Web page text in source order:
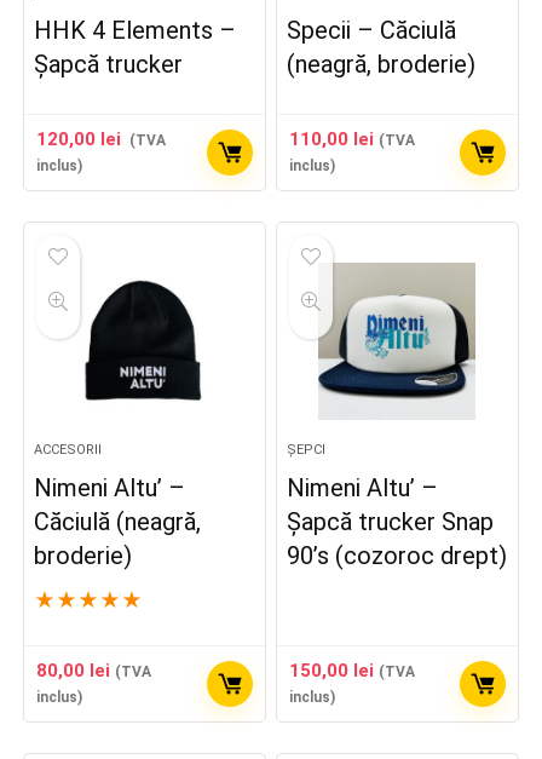
HHK 4 Elements –
Șapcă trucker
120,00 lei
(TVA
inclus)
Specii – Căciulă
(neagră, broderie)
110,00 lei (TVA
inclus)
ACCESORII
Nimeni Altu’ –
Căciulă (neagră,
broderie)
★ ★ ★ ★ ★
80,00 lei (TVA
inclus)
ȘEPCI
Nimeni Altu’ –
Șapcă trucker Snap
90’s (cozoroc drept)
150,00 lei (TVA
inclus)